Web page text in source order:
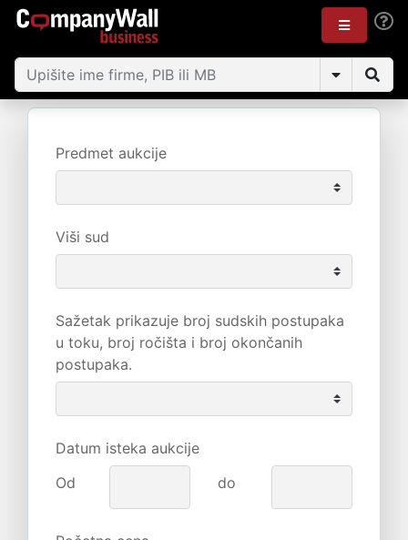
Predmet aukcije
Viši sud
Sažetak prikazuje broj sudskih postupaka
u toku, broj ročišta i broj okončanih
postupaka.
Datum isteka aukcije
Od
do